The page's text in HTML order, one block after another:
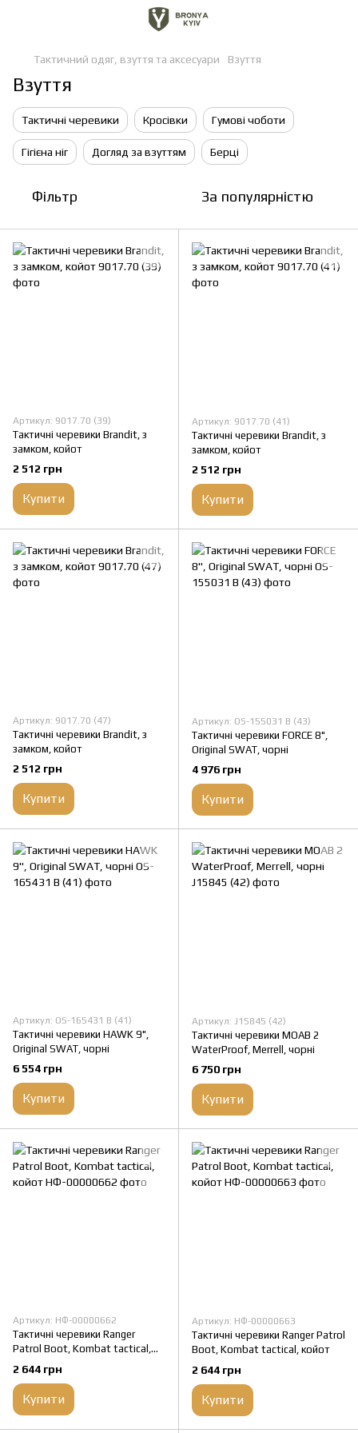
Тактичний одяг, взуття та аксесуари Взуття
Взуття
Тактичні черевики Кросівки Гумові чоботи
Гігієна ніг Догляд за взуттям Берці
Фільтр За популярністю
Артикул: 9017.70 (39)
Тактичні черевики Brandit, з
замком, койот
2 512 грн
Купити
Артикул: 9017.70 (41)
Тактичні черевики Brandit, з
замком, койот
2 512 грн
Купити
Артикул: 9017.70 (47)
Тактичні черевики Brandit, з
замком, койот
2 512 грн
Купити
Артикул: OS-155031 B (43)
Тактичні черевики FORCE 8",
Original SWAT, чорні
4 976 грн
Купити
Артикул: OS-165431 B (41)
Тактичні черевики HAWK 9",
Original SWAT, чорні
6 554 грн
Купити
Артикул: J15845 (42)
Тактичні черевики MOAB 2
WaterProof, Merrell, чорні
6 750 грн
Купити
Артикул: НФ-00000662
Тактичні черевики Ranger
Patrol Boot, Kombat tactical,
койот
2 644 грн
Купити
Артикул: НФ-00000663
Тактичні черевики Ranger Patrol
Boot, Kombat tactical, койот
2 644 грн
Купити